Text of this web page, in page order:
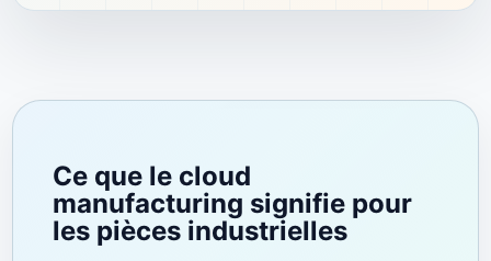
Ce que le cloud
manufacturing signifie pour
les pièces industrielles